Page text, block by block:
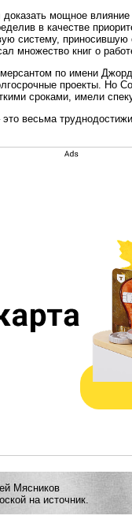
мощное влияние
в качестве
систему,
множество книг о
по имени
проекты. Но
сроками, имели
весьма
Мясников
на источник.